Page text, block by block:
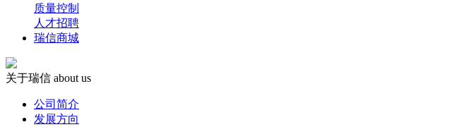
质量控制
人才招聘
瑞信商城
关于瑞信 about us
公司简介
发展方向